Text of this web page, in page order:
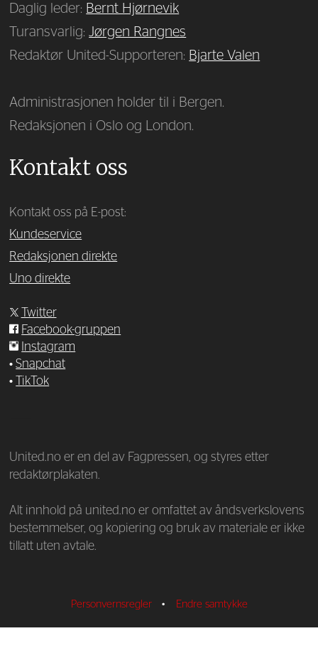
Daglig leder: Bernt Hjørnevik
Turansvarlig:Jørgen Rangnes
Redaktør United-Supporteren: Bjarte Valen
Administrasjonen holder til i Bergen.
Redaksjonen i Oslo og London.
Kontakt oss
Kontakt oss på E-post:
Kundeservice
Redaksjonen direkte
Uno direkte
Twitter
Facebook-gruppen
Instagram
•Snapchat
•
TikTok
United.no er en del av Fagpressen, og styres etter
redaktørplakaten.
Alt innhold på united.no er omfattet av åndsverkslovens
bestemmelser, og kopiering og bruk av materiale er ikke
tillatt uten avtale.
Personvernsregler • Endre samtykke